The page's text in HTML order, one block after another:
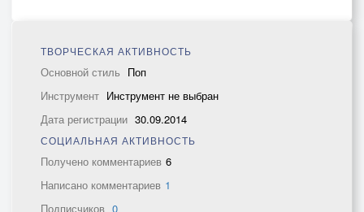
ТВОРЧЕСКАЯ АКТИВНОСТЬ
Основной стиль Поп
Инструмент Инструмент не выбран
Дата регистрации 30.09.2014
СОЦИАЛЬНАЯ АКТИВНОСТЬ
Получено комментариев 6
Написано комментариев 1
Подписчиков 0